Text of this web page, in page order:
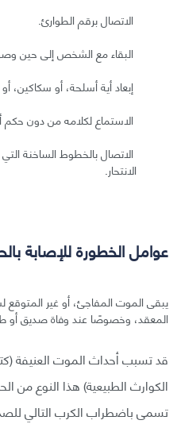
الاتصال برقم الطوارئ.
البقاء مع الشخص إلى حين
إبعاد أية أسلحة، أو
الاستماع لكلامه من دون حكم
الاتصال بالخطوط الساخنة
الانتحار.
عوامل الخطورة للإصابة
يبقى الموت المفاجئ، أو غير
المعقد، وخصوصًا عند وفاة صديق أو
قد تسبب أحداث الموت العنيفة
الكوارث الطبيعية) هذا النوع من